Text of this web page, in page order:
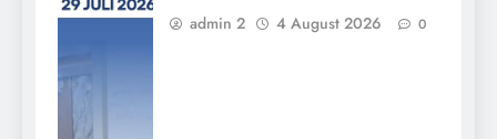
admin 2 4 August 2026 0